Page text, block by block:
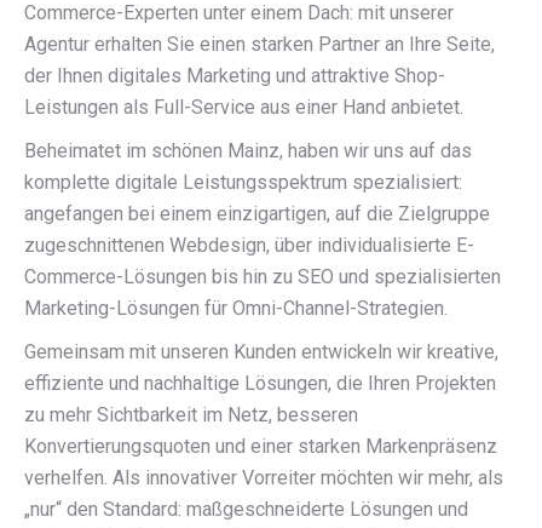
Commerce-Experten unter einem Dach: mit unserer
Agentur erhalten Sie einen starken Partner an Ihre Seite,
der Ihnen digitales Marketing und attraktive Shop-
Leistungen als Full-Service aus einer Hand anbietet.
Beheimatet im schönen Mainz, haben wir uns auf das
komplette digitale Leistungsspektrum spezialisiert:
angefangen bei einem einzigartigen, auf die Zielgruppe
zugeschnittenen Webdesign, über individualisierte E-
Commerce-Lösungen bis hin zu SEO und spezialisierten
Marketing-Lösungen für Omni-Channel-Strategien.
Gemeinsam mit unseren Kunden entwickeln wir kreative,
effiziente und nachhaltige Lösungen, die Ihren Projekten
zu mehr Sichtbarkeit im Netz, besseren
Konvertierungsquoten und einer starken Markenpräsenz
verhelfen. Als innovativer Vorreiter möchten wir mehr, als
„nur“ den Standard: maßgeschneiderte Lösungen und